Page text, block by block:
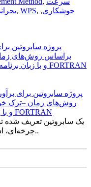
, WPS‌, جوشکاری,
پروژه سابروتین برای
روش‌های زمان –ترک
نرم افزار ABAQUS و با زبان برنامه نویسی FORTRAN
یک سابروتین تعریف
چرخه‌ای، استهلاک تنش در طول زمان وقفه و نهای..